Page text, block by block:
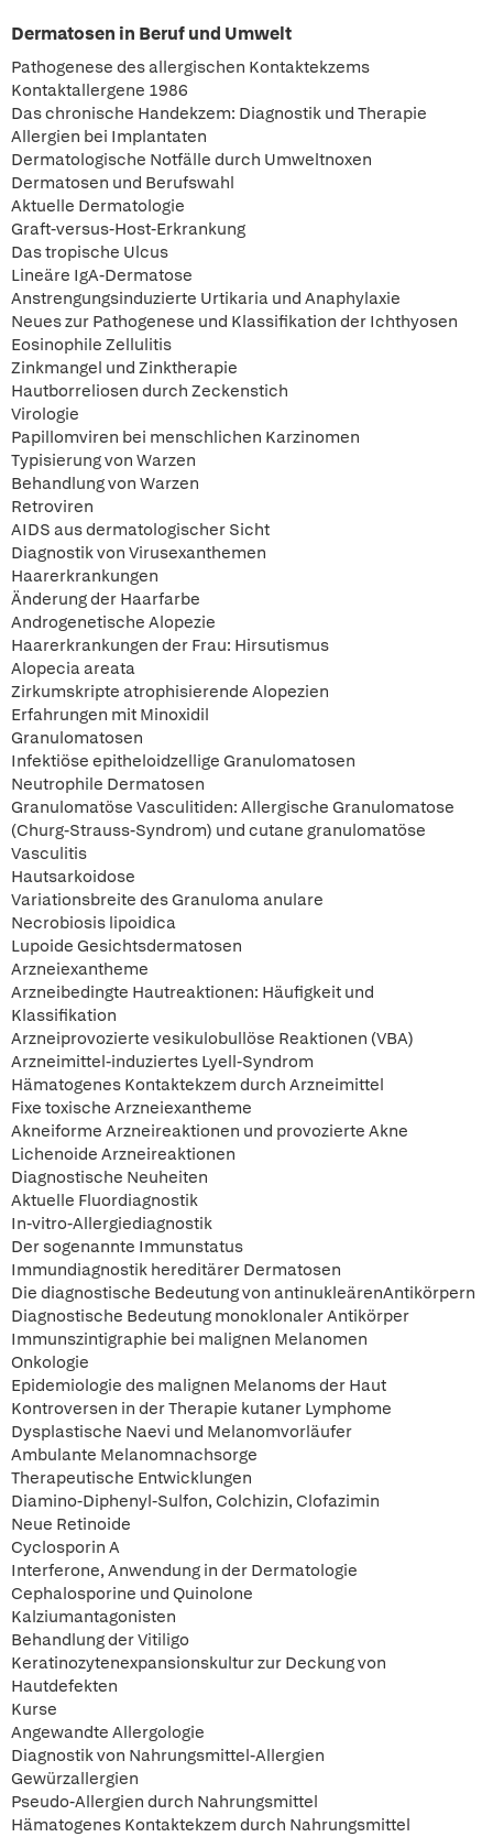
Dermatosen in Beruf und Umwelt
Pathogenese des allergischen Kontaktekzems
Kontaktallergene 1986
Das chronische Handekzem: Diagnostik und Therapie
Allergien bei Implantaten
Dermatologische Notfälle durch Umweltnoxen
Dermatosen und Berufswahl
Aktuelle Dermatologie
Graft-versus-Host-Erkrankung
Das tropische Ulcus
Lineäre IgA-Dermatose
Anstrengungsinduzierte Urtikaria und Anaphylaxie
Neues zur Pathogenese und Klassifikation der Ichthyosen
Eosinophile Zellulitis
Zinkmangel und Zinktherapie
Hautborreliosen durch Zeckenstich
Virologie
Papillomviren bei menschlichen Karzinomen
Typisierung von Warzen
Behandlung von Warzen
Retroviren
AIDS aus dermatologischer Sicht
Diagnostik von Virusexanthemen
Haarerkrankungen
Änderung der Haarfarbe
Androgenetische Alopezie
Haarerkrankungen der Frau: Hirsutismus
Alopecia areata
Zirkumskripte atrophisierende Alopezien
Erfahrungen mit Minoxidil
Granulomatosen
Infektiöse epitheloidzellige Granulomatosen
Neutrophile Dermatosen
Granulomatöse Vasculitiden: Allergische Granulomatose
(Churg-Strauss-Syndrom) und cutane granulomatöse
Vasculitis
Hautsarkoidose
Variationsbreite des Granuloma anulare
Necrobiosis lipoidica
Lupoide Gesichtsdermatosen
Arzneiexantheme
Arzneibedingte Hautreaktionen: Häufigkeit und
Klassifikation
Arzneiprovozierte vesikulobullöse Reaktionen (VBA)
Arzneimittel-induziertes Lyell-Syndrom
Hämatogenes Kontaktekzem durch Arzneimittel
Fixe toxische Arzneiexantheme
Akneiforme Arzneireaktionen und provozierte Akne
Lichenoide Arzneireaktionen
Diagnostische Neuheiten
Aktuelle Fluordiagnostik
In-vitro-Allergiediagnostik
Der sogenannte Immunstatus
Immundiagnostik hereditärer Dermatosen
Die diagnostische Bedeutung von antinukleärenAntikörpern
Diagnostische Bedeutung monoklonaler Antikörper
Immunszintigraphie bei malignen Melanomen
Onkologie
Epidemiologie des malignen Melanoms der Haut
Kontroversen in der Therapie kutaner Lymphome
Dysplastische Naevi und Melanomvorläufer
Ambulante Melanomnachsorge
Therapeutische Entwicklungen
Diamino-Diphenyl-Sulfon, Colchizin, Clofazimin
Neue Retinoide
Cyclosporin A
Interferone, Anwendung in der Dermatologie
Cephalosporine und Quinolone
Kalziumantagonisten
Behandlung der Vitiligo
Keratinozytenexpansionskultur zur Deckung von
Hautdefekten
Kurse
Angewandte Allergologie
Diagnostik von Nahrungsmittel-Allergien
Gewürzallergien
Pseudo-Allergien durch Nahrungsmittel
Hämatogenes Kontaktekzem durch Nahrungsmittel